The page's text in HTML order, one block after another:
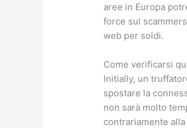
aree in Europa
force sul
web per soldi.
Come verificarsi
Initially, un
spostare la
non sarà molto
contrariamente